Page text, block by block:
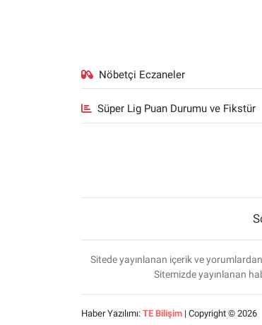
Nöbetçi Eczaneler
Süper Lig Puan Durumu ve Fikstür
Sitede yayınlanan içerik ve
Sitemizde yayınlanan
Haber Yazılımı: TE Bilişim| Copyright © 2026